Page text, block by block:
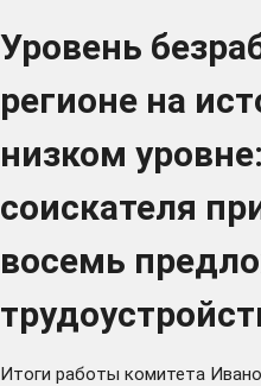
Уровень
регионе на
низком
соискателя
восемь
Итоги работы комитета